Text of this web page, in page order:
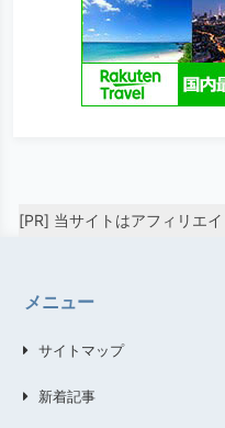
[PR] 当サイトはアフィリエ
メニュー
サイトマップ
新着記事